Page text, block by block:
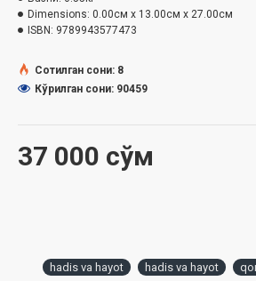
Неке, талақ ҳәм идда китабы
Биринши бап
37 000 сўм
Dimensions: 0.00см x 13.00см x 27.00см
ISBN: 9789943577473
Сотилган сони: 8
Кўрилган сони: 90459
hadis va hayot hadis va hayot